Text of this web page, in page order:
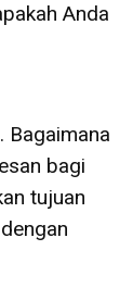
Anda
Bagaimana
bagi
tujuan